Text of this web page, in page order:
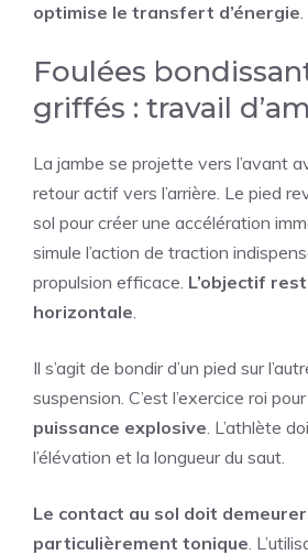
optimise le transfert d’énergie.
Foulées
griffés : travail
La jambe se projette vers l’avant
retour actif vers l’arrière. Le pied
sol pour créer une accélération
simule l’action de traction
propulsion efficace. L’objectif
horizontale.
Il s’agit de bondir d’un pied sur
suspension. C’est l’exercice roi pour
puissance explosive. L’athlète
l’élévation et la longueur du saut.
Le contact au sol doit
particulièrement tonique.